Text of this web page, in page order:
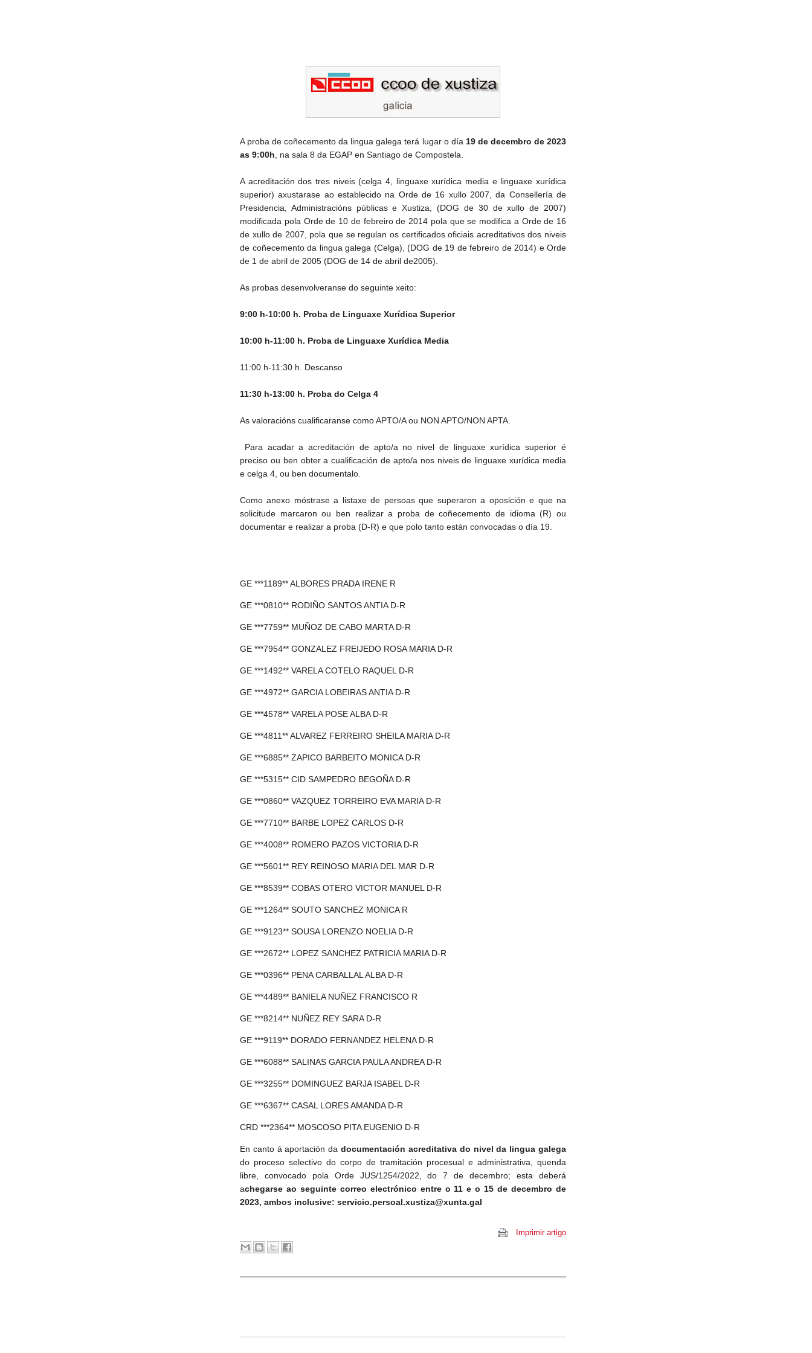
A proba de coñecemento da lingua galega terá lugar o día 19 de decembro de 2023
as 9:00h , na sala 8 da EGAP en Santiago de Compostela.
A acreditación dos tres niveis (celga 4, linguaxe xurídica media e linguaxe xurídica
superior) axustarase ao establecido na Orde de 16 xullo 2007, da Consellería de
Presidencia, Administracións públicas e Xustiza, (DOG de 30 de xullo de 2007)
modificada pola Orde de 10 de febreiro de 2014 pola que se modifica a Orde de 16
de xullo de 2007, pola que se regulan os certificados oficiais acreditativos dos niveis
de coñecemento da lingua galega (Celga), (DOG de 19 de febreiro de 2014) e Orde
de 1 de abril de 2005 (DOG de 14 de abril de2005).
As probas desenvolveranse do seguinte xeito:
9:00 h-10:00 h. Proba de Linguaxe Xurídica Superior
10:00 h-11:00 h. Proba de Linguaxe Xurídica Media
11:00 h-11:30 h. Descanso
11:30 h-13:00 h. Proba do Celga 4
As valoracións cualificaranse como APTO/A ou NON APTO/NON APTA.
Para acadar a acreditación de apto/a no nivel de linguaxe xurídica superior é
preciso ou ben obter a cualificación de apto/a nos niveis de linguaxe xurídica media
e celga 4, ou ben documentalo.
Como anexo móstrase a listaxe de persoas que superaron a oposición e que na
solicitude marcaron ou ben realizar a proba de coñecemento de idioma (R) ou
documentar e realizar a proba (D-R) e que polo tanto están convocadas o día 19.
GE ***1189** ALBORES PRADA IRENE R
GE ***0810** RODIÑO SANTOS ANTIA D-R
GE ***7759** MUÑOZ DE CABO MARTA D-R
GE ***7954** GONZALEZ FREIJEDO ROSA MARIA D-R
GE ***1492** VARELA COTELO RAQUEL D-R
GE ***4972** GARCIA LOBEIRAS ANTIA D-R
GE ***4578** VARELA POSE ALBA D-R
GE ***4811** ALVAREZ FERREIRO SHEILA MARIA D-R
GE ***6885** ZAPICO BARBEITO MONICA D-R
GE ***5315** CID SAMPEDRO BEGOÑA D-R
GE ***0860** VAZQUEZ TORREIRO EVA MARIA D-R
GE ***7710** BARBE LOPEZ CARLOS D-R
GE ***4008** ROMERO PAZOS VICTORIA D-R
GE ***5601** REY REINOSO MARIA DEL MAR D-R
GE ***8539** COBAS OTERO VICTOR MANUEL D-R
GE ***1264** SOUTO SANCHEZ MONICA R
GE ***9123** SOUSA LORENZO NOELIA D-R
GE ***2672** LOPEZ SANCHEZ PATRICIA MARIA D-R
GE ***0396** PENA CARBALLAL ALBA D-R
GE ***4489** BANIELA NUÑEZ FRANCISCO R
GE ***8214** NUÑEZ REY SARA D-R
GE ***9119** DORADO FERNANDEZ HELENA D-R
GE ***6088** SALINAS GARCIA PAULA ANDREA D-R
GE ***3255** DOMINGUEZ BARJA ISABEL D-R
GE ***6367** CASAL LORES AMANDA D-R
CRD ***2364** MOSCOSO PITA EUGENIO D-R
En canto á aportación dadocumentación acreditativa do nivel da lingua galega
do proceso selectivo do corpo de tramitación procesual e administrativa, quenda
libre, convocado pola Orde JUS/1254/2022, do 7 de decembro; esta deberá
achegarse ao seguinte correo electrónico entre o 11 e o 15 de decembro de
2023, ambos inclusive: servicio.persoal.xustiza@xunta.gal
Imprimir artigo